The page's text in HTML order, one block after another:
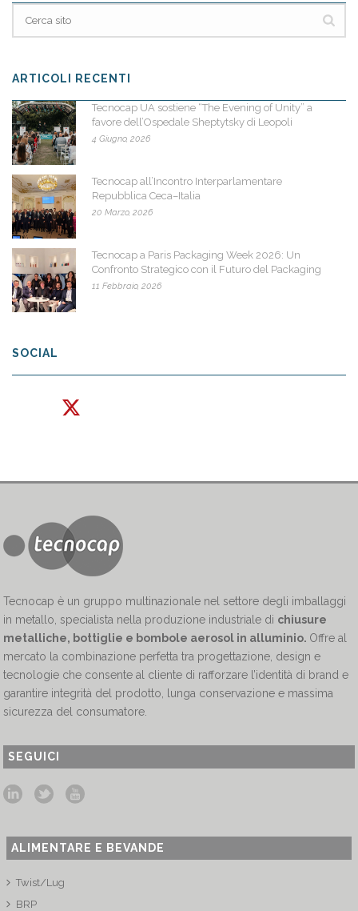
ARTICOLI RECENTI
Tecnocap UA sostiene “The Evening of Unity” a
favore dell’Ospedale Sheptytsky di Leopoli
4 Giugno, 2026
Tecnocap all’Incontro Interparlamentare
Repubblica Ceca–Italia
20 Marzo, 2026
Tecnocap a Paris Packaging Week 2026: Un
Confronto Strategico con il Futuro del Packaging
11 Febbraio, 2026
SOCIAL
Tecnocap è un gruppo multinazionale nel settore degli imballaggi
in metallo, specialista nella produzione industriale di chiusure
metalliche, bottiglie e bombole aerosol in alluminio. Offre al
mercato la combinazione perfetta tra progettazione, design e
tecnologie che consente al cliente di rafforzare l’identità di brand e
garantire integrità del prodotto, lunga conservazione e massima
sicurezza del consumatore.
SEGUICI
ALIMENTARE E BEVANDE
Twist/Lug
BRP